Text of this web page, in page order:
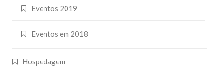
Eventos 2019
Eventos em 2018
Hospedagem